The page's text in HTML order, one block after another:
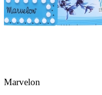
Marvelon